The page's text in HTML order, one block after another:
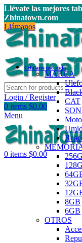
Llévate las mejores
Zhinatown.com
Llámanos
Login / Register
0 items $0.00
Menu
0 items $0.00
Celulares uso rudo
MARCA
CAT
8GB
6GB
OTROS